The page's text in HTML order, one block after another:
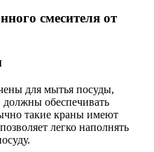
смесителя от
для мытья посуды,
обеспечивать
такие краны имеют
легко наполнять